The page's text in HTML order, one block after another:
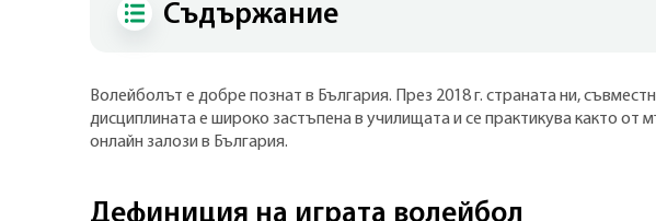
Съдържание
Волейболът е добре познат в България. През 2018 г. страната ни,
дисциплината е широко застъпена в училищата и се практикува както от
онлайн залози в България.
Дефиниция на играта волейбол